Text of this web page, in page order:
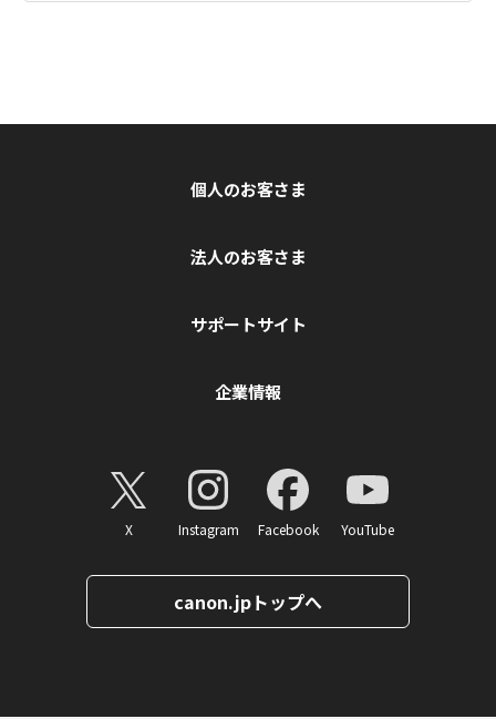
個人のお客さま
法人のお客さま
サポートサイト
企業情報
X Instagram Facebook YouTube
canon.jpトップへ